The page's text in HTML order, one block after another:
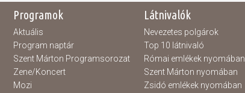
Programok
Aktuális
Program naptár
Szent Márton Programsorozat
Zene/Koncert
Mozi
Látnivalók
Nevezetes polgárok
Top 10 látnivaló
Római emlékek nyomában
Szent Márton nyomában
Zsidó emlékek nyomában